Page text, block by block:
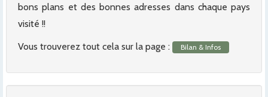
bons plans et des bonnes adresses dans chaque pays
visité !!
Vous trouverez tout cela sur la page :
Bilan & Infos